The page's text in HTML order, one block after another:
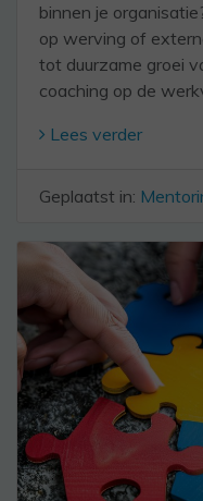
binnen je
op werving of
tot duurzame groei
coaching op de
Lees verder
Geplaatst in: